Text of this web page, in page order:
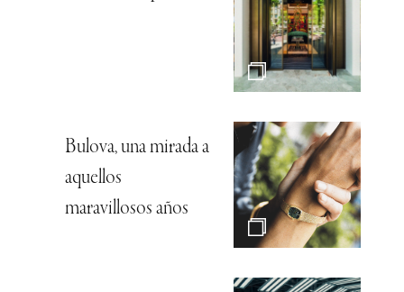
Bulova, una mirada a
aquellos
maravillosos años